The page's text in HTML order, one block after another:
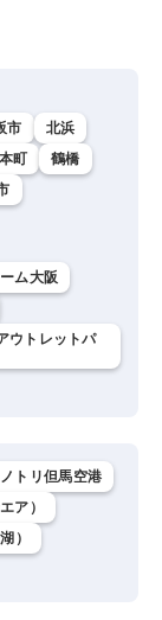
市
北浜
本町
鶴橋
ム大阪
ウトレットパ
トリ但馬空港
ア）
）